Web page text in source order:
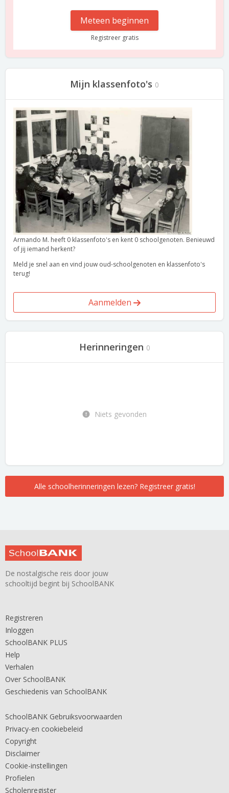
Meteen beginnen
Registreer gratis
Mijn klassenfoto's 0
Armando M. heeft 0 klassenfoto's en kent 0 schoolgenoten. Benieuwd
of jij iemand herkent?
Meld je snel aan en vind jouw oud-schoolgenoten en klassenfoto's
terug!
Aanmelden
Herinneringen 0
Niets gevonden
Alle schoolherinneringen lezen? Registreer gratis!
De nostalgische reis door jouw
schooltijd begint bij SchoolBANK
Registreren
Inloggen
SchoolBANK PLUS
Help
Verhalen
Over SchoolBANK
Geschiedenis van SchoolBANK
SchoolBANK Gebruiksvoorwaarden
Privacy-en cookiebeleid
Copyright
Disclaimer
Cookie-instellingen
Profielen
Scholenregister